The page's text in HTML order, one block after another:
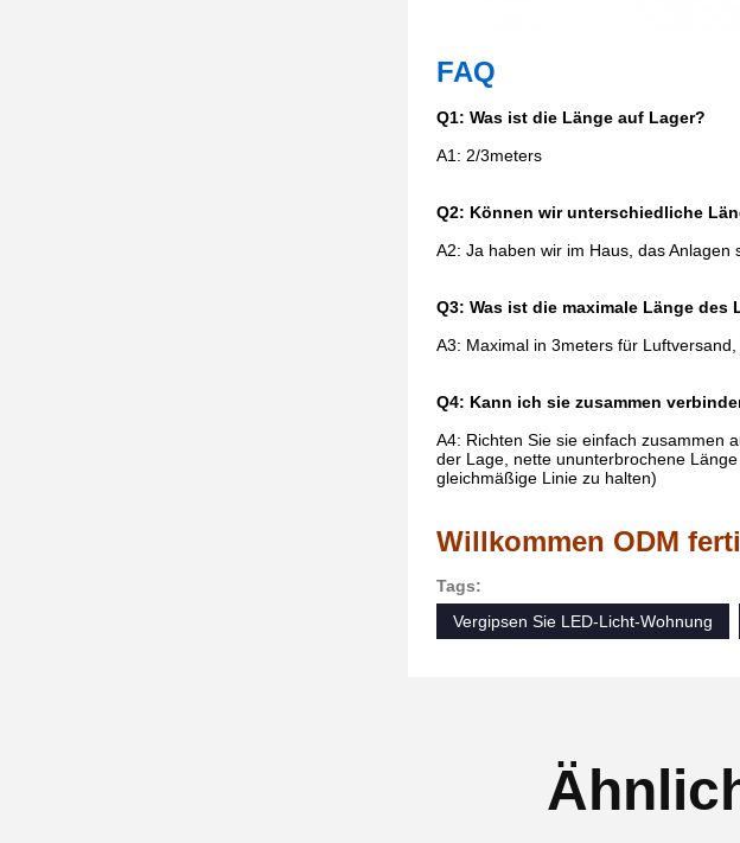
FAQ
Q1: Was ist die Länge auf Lager?
A1: 2/3meters
Q2: Können wir unterschiedliche
A2: Ja haben wir im Haus, das
Q3: Was ist die maximale Länge des
A3: Maximal in 3meters für
Q4: Kann ich sie zusammen
A4: Richten Sie sie einfach zusammen
der Lage, nette ununterbrochene
gleichmäßige Linie zu halten)
Willkommen ODM
Tags:
Vergipsen Sie LED-Licht-Wohnung